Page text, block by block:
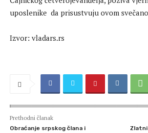
uposlenike da prisustvuju ovom
Izvor: vladars.rs
Prethodni članak
Obraćanje srpskog člana i